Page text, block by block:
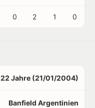
0 2 1 0
22 Jahre (21/01/2004)
Banfield Argentinien